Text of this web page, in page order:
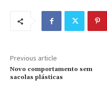
Previous article
Novo comportamento sem
sacolas plásticas